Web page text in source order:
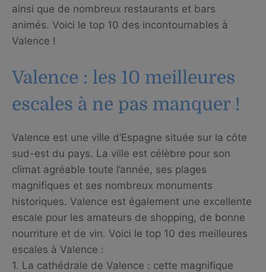
ainsi que de nombreux restaurants et bars
animés. Voici le top 10 des incontournables à
Valence !
Valence : les 10 meilleures
escales à ne pas manquer !
Valence est une ville d’Espagne située sur la côte
sud-est du pays. La ville est célèbre pour son
climat agréable toute l’année, ses plages
magnifiques et ses nombreux monuments
historiques. Valence est également une excellente
escale pour les amateurs de shopping, de bonne
nourriture et de vin. Voici le top 10 des meilleures
escales à Valence :
1. La cathédrale de Valence : cette magnifique